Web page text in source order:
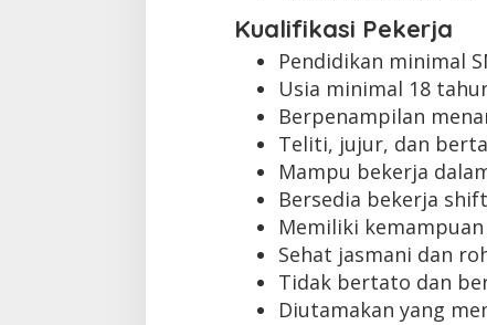
Kualifikasi Pekerja
Pendidikan minimal
Usia minimal 18
Berpenampilan
Teliti, jujur, dan
Mampu bekerja
Bersedia bekerja shift
Memiliki
Sehat jasmani dan
Tidak bertato dan
Diutamakan yang